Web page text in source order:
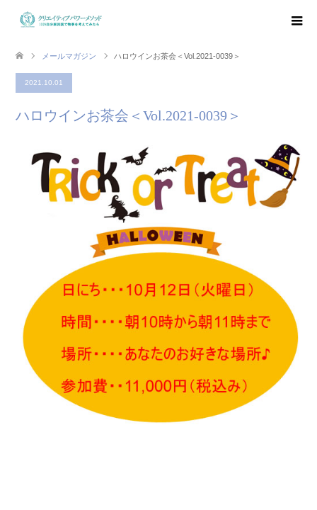
メールマガジン ハロウインお茶会＜Vol.2021-0039＞
2021.10.01
ハロウインお茶会＜Vol.2021-0039＞